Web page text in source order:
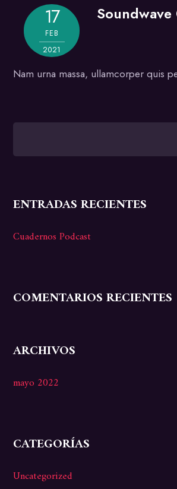
Gallery 17
FEB
2021
Nam urna massa, ullamcorper quis
ENTRADAS RECIENTES
Cuadernos Podcast
COMENTARIOS RECIENTES
ARCHIVOS
mayo 2022
CATEGORÍAS
Uncategorized